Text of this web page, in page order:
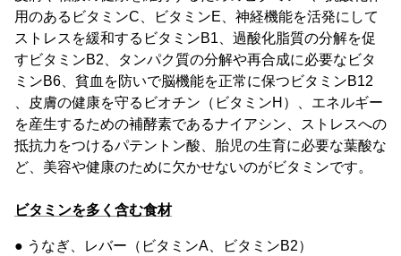
用のあるビタミンC、ビタミンE、神経機能を活発にして
ストレスを緩和するビタミンB1、過酸化脂質の分解を促
すビタミンB2、タンパク質の分解や再合成に必要なビタ
ミンB6、貧血を防いで脳機能を正常に保つビタミンB12
、皮膚の健康を守るビオチン（ビタミンH）、エネルギー
を産生するための補酵素であるナイアシン、ストレスへの
抵抗力をつけるパテントン酸、胎児の生育に必要な葉酸な
ど、美容や健康のために欠かせないのがビタミンです。
ビタミンを多く含む食材
● うなぎ、レバー（ビタミンA、ビタミンB2）